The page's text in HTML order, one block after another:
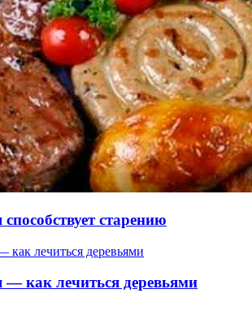
старению
— как лечиться деревьями